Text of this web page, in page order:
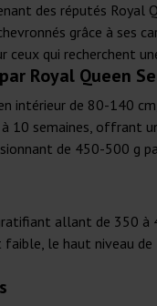
des réputés Royal
grâce à ses
qui recherchent
Royal Queen
intérieur de 80-140
10 semaines, offrant
de 450-500 g
allant de 350 à
le haut niveau